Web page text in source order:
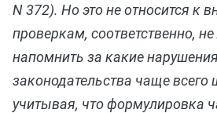
N 372). Но это не относится к
проверкам, соответственно,
напомнить за какие
законодательства чаще всего
учитывая, что формулировка